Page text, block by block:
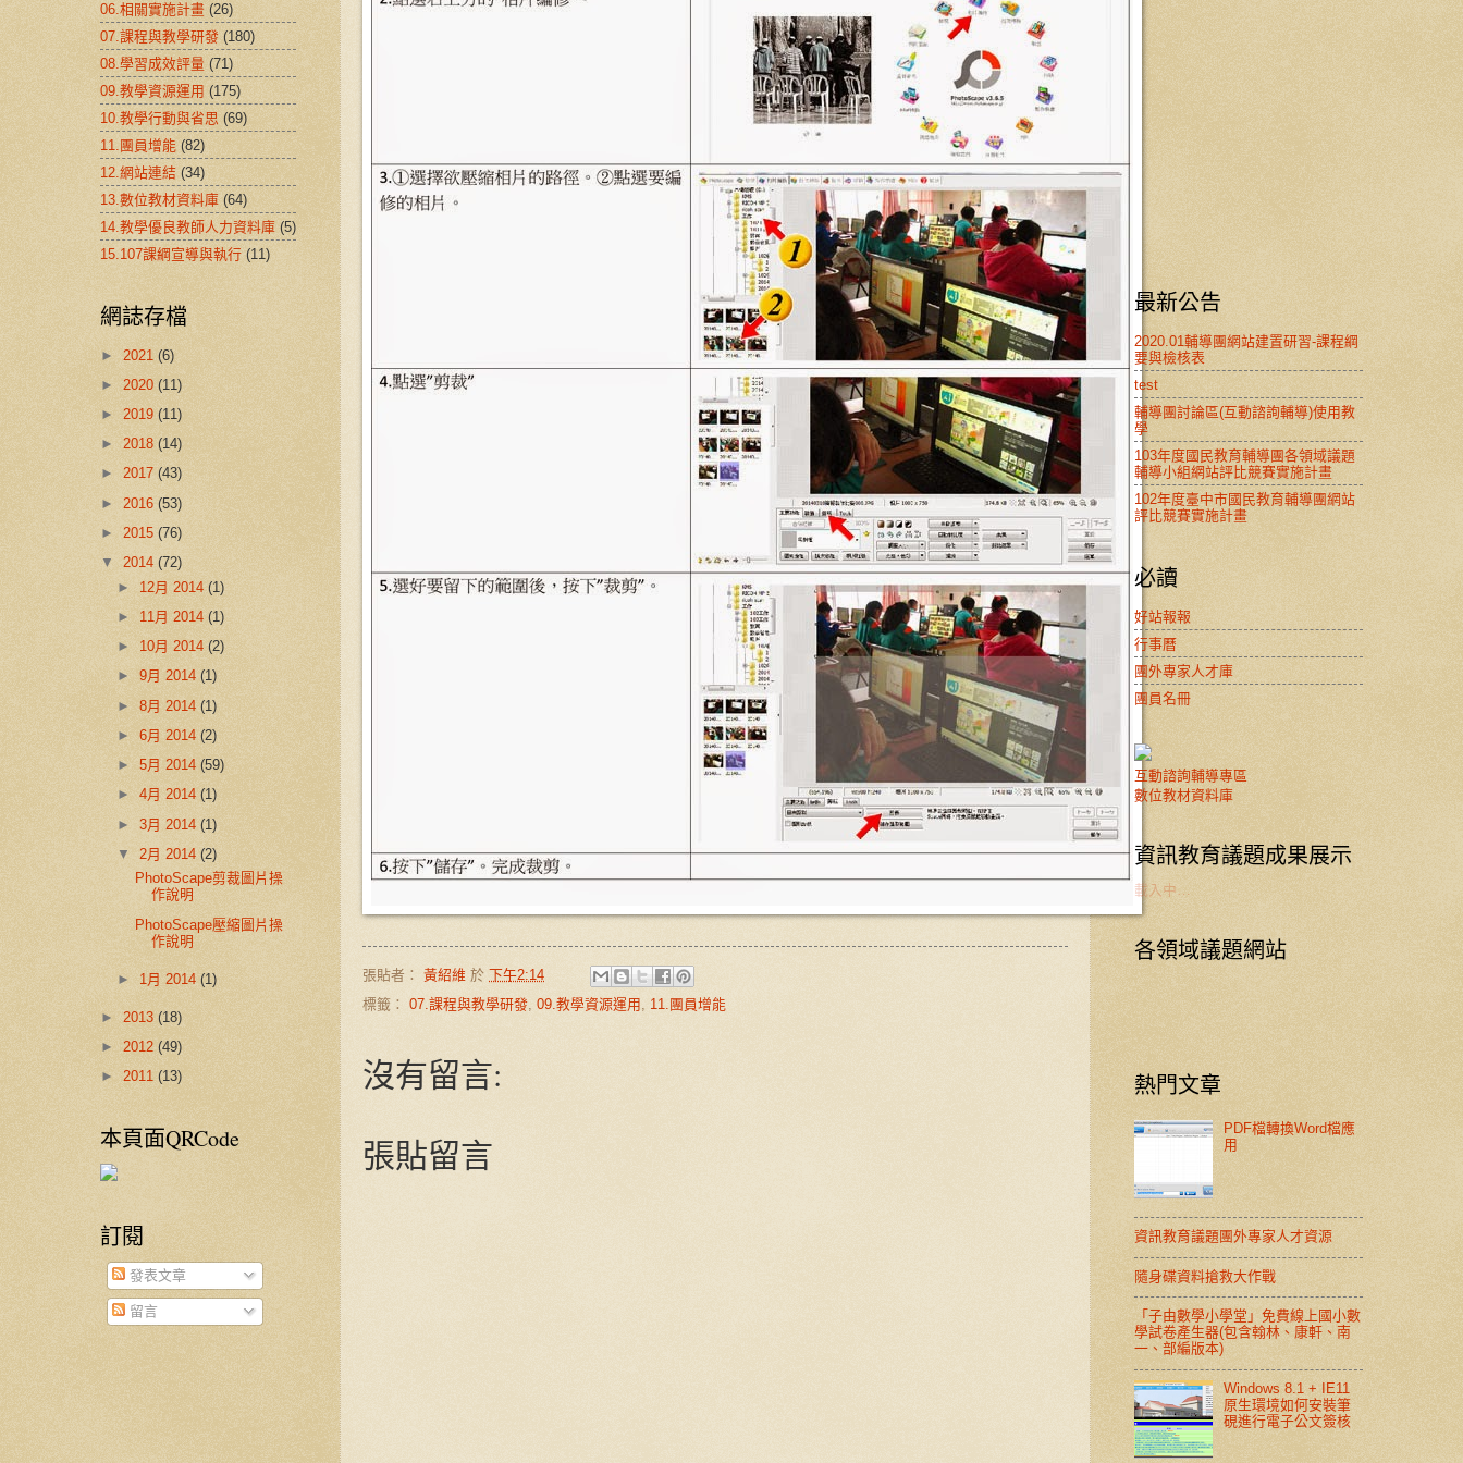
張貼者： 黃紹維 於 下午2:14
標籤： 07.課程與教學研發 09.教學資源運用 11.團員增能
沒有留言:
張貼留言
06.相關實施計畫 (26)
07.課程與教學研發 (180)
08.學習成效評量 (71)
09.教學資源運用 (175)
10.教學行動與省思 (69)
11.團員增能 (82)
12.網站連結 (34)
13.數位教材資料庫 (64)
14.教學優良教師人力資料庫 (5)
15.107課綱宣導與執行 (11)
網誌存檔
► 2021 (6)
► 2020 (11)
► 2019 (11)
► 2018 (14)
► 2017 (43)
► 2016 (53)
► 2015 (76)
▼ 2014 (72)
► 12月 2014(1)
► 11月 2014(1)
► 10月 2014(2)
►9月 2014(1)
►8月 2014(1)
►6月 2014(2)
►5月 2014(59)
►4月 2014(1)
►3月 2014(1)
▼ 2月 2014(2)
PhotoScape剪裁圖片操
作說明
PhotoScape壓縮圖片操
作說明
► 1月 2014(1)
► 2013 (18)
► 2012 (49)
► 2011 (13)
本頁面QRCode
訂閱
發表文章
留言
最新公告
2020.01輔導團網站建置研習-課程綱
要與檢核表
test
輔導團討論區(互動諮詢輔導)使用教
學
103年度國民教育輔導團各領域議題
輔導小組網站評比競賽實施計畫
102年度臺中市國民教育輔導團網站
評比競賽實施計畫
必讀
好站報報
行事曆
團外專家人才庫
團員名冊
互動諮詢輔導專區
數位教材資料庫
資訊教育議題成果展示
載入中…
各領域議題網站
熱門文章
PDF檔轉換Word檔應
用
資訊教育議題團外專家人才資源
隨身碟資料搶救大作戰
「子由數學小學堂」免費線上國小數
學試卷產生器(包含翰林、康軒、南
一、部編版本)
Windows 8.1 + IE11
原生環境如何安裝筆
硯進行電子公文簽核